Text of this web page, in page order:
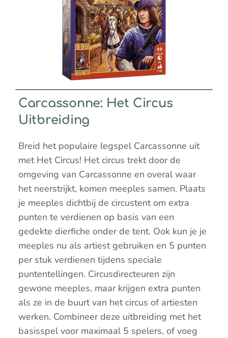
Carcassonne: Het Circus
Uitbreiding
Breid het populaire legspel Carcassonne uit
met Het Circus! Het circus trekt door de
omgeving van Carcassonne en overal waar
het neerstrijkt, komen meeples samen. Plaats
je meeples dichtbij de circustent om extra
punten te verdienen op basis van een
gedekte dierfiche onder de tent. Ook kun je je
meeples nu als artiest gebruiken en 5 punten
per stuk verdienen tijdens speciale
puntentellingen. Circusdirecteuren zijn
gewone meeples, maar krijgen extra punten
als ze in de buurt van het circus of artiesten
werken. Combineer deze uitbreiding met het
basisspel voor maximaal 5 spelers, of voeg